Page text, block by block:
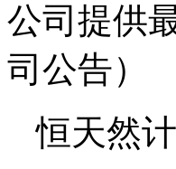
公司提供
司公告）
恒天然